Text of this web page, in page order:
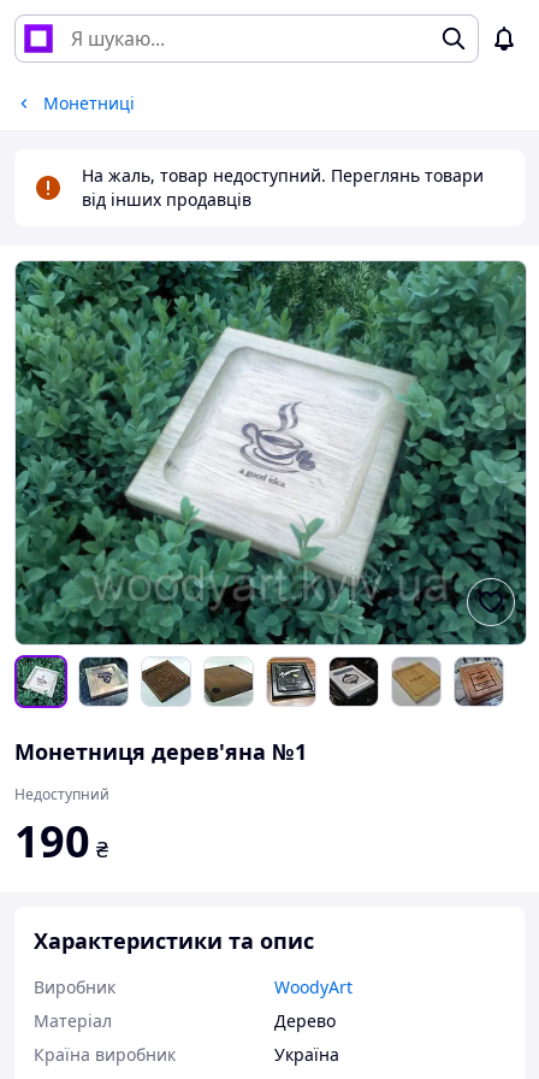
Монетниці
На жаль, товар недоступний. Переглянь товари
від інших продавців
Монетниця дерев'яна №1
Недоступний
190 ₴
Характеристики та опис
Виробник
WoodyArt
Матеріал
Дерево
Країна виробник
Україна